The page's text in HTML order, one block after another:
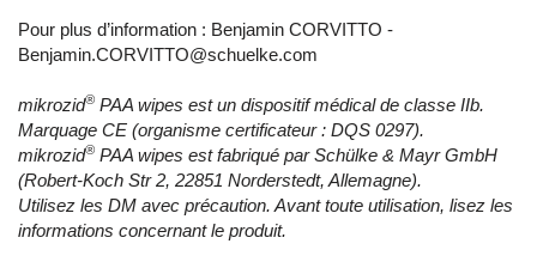
Pour plus d’information : Benjamin CORVITTO -
Benjamin.CORVITTO@schuelke.com
mikrozid® PAA wipes est un dispositif médical de classe IIb.
Marquage CE (organisme certificateur : DQS 0297).
mikrozid® PAA wipes est fabriqué par Schülke & Mayr GmbH
(Robert-Koch Str 2, 22851 Norderstedt, Allemagne).
Utilisez les DM avec précaution. Avant toute utilisation, lisez les
informations concernant le produit.